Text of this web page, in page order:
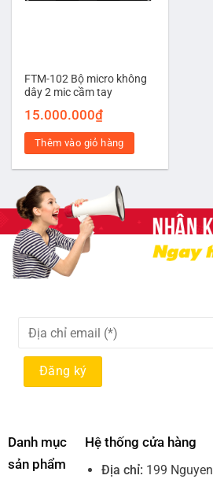
FTM-102 Bộ micro không
dây 2 mic cầm tay
15.000.000₫
Thêm vào giỏ hàng
Danh mục
sản phẩm
Hệ thống cửa hàng
Địa chỉ: 199 Nguyen